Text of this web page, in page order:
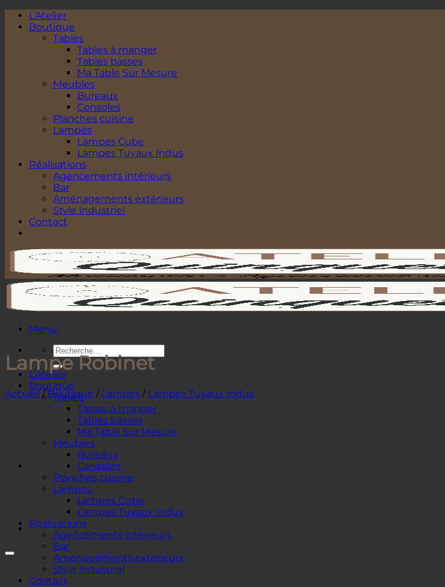
Passer
contenu
L’Atelier
Boutique
Tables
Tables à manger
Tables basses
Ma Table Sur Mesure
Meubles
Bureaux
Consoles
Planches cuisine
Lampes
Lampes Cube
Lampes Tuyaux Indus
Réalisations
Agencements intérieurs
Bar
Aménagements extérieurs
Style industriel
Contact
Menu
Recherche
pour :
L’Atelier
Boutique
Tables
Tables à manger
Tables basses
Ma Table Sur Mesure
Meubles
Bureaux
Consoles
Planches cuisine
Lampes
Lampes Cube
Lampes Tuyaux Indus
Réalisations
Agencements intérieurs
Bar
Aménagements extérieurs
Style industriel
Contact
Lampe Robinet
Accueil / Boutique / Lampes / Lampes Tuyaux Indus